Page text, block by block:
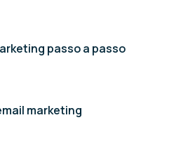
passo a passo
marketing